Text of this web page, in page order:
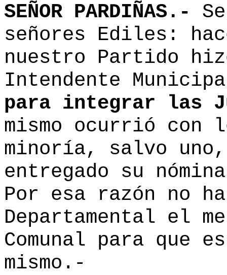
SEÑOR PARDIÑAS.-
señores Ediles:
nuestro Partido
Intendente
para integrar las
mismo ocurrió con
minoría, salvo
entregado su
Por esa razón no
Departamental el
Comunal para que
mismo.-